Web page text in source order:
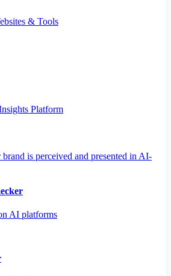
& Tools
Platform
is perceived and presented in AI-
AI platforms